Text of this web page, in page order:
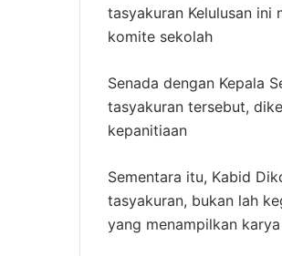
tasyakuran Kelulusan
komite sekolah
Senada dengan Kepala
tasyakuran tersebut,
kepanitiaan
Sementara itu, Kabid
tasyakuran, bukan lah
yang menampilkan